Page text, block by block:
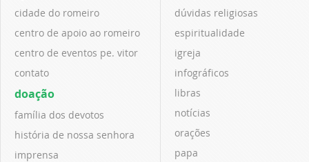
cidade do romeiro
centro de apoio ao romeiro
centro de eventos pe. vitor
contato
doação
família dos devotos
história de nossa senhora
imprensa
dúvidas religiosas
espiritualidade
igreja
infográficos
libras
notícias
orações
papa